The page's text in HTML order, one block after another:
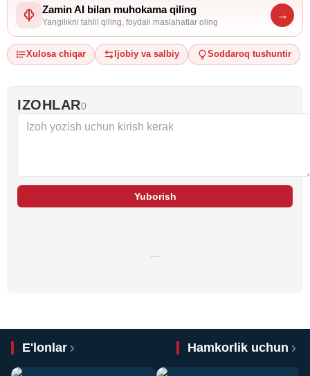
Zamin AI bilan muhokama qiling
Yangilikni tahlil qiling, foydali maslahatlar oling
→
Xulosa chiqar Ijobiy va salbiy Soddaroq tushuntir
IZOHLAR0
Yuborish
…
E'lonlar Hamkorlik uchun